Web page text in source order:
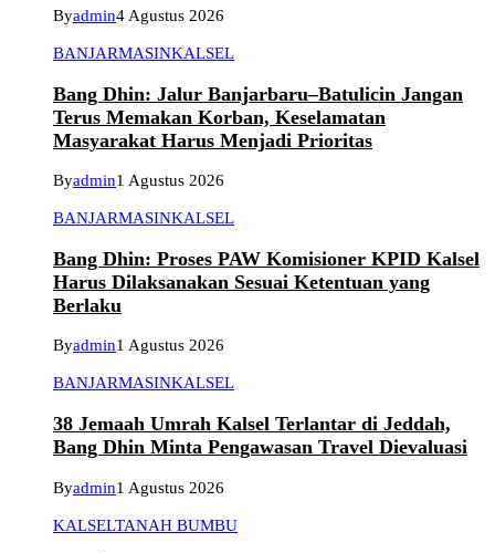
Byadmin4 Agustus 2026
BANJARMASINKALSEL
Bang Dhin: Jalur Banjarbaru–Batulicin Jangan
Terus Memakan Korban, Keselamatan
Masyarakat Harus Menjadi Prioritas
Byadmin1 Agustus 2026
BANJARMASINKALSEL
Bang Dhin: Proses PAW Komisioner KPID Kalsel
Harus Dilaksanakan Sesuai Ketentuan yang
Berlaku
Byadmin1 Agustus 2026
BANJARMASINKALSEL
38 Jemaah Umrah Kalsel Terlantar di Jeddah,
Bang Dhin Minta Pengawasan Travel Dievaluasi
Byadmin1 Agustus 2026
KALSELTANAH BUMBU